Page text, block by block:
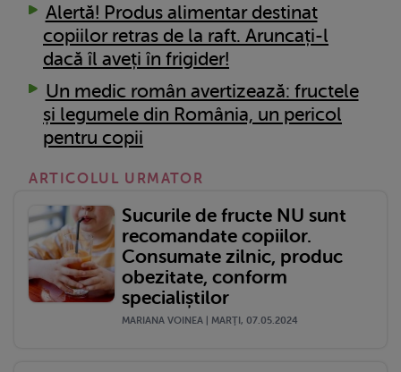
Alertă! Produs alimentar destinat
copiilor retras de la raft. Aruncați-l
dacă îl aveți în frigider!
Un medic român avertizează: fructele
și legumele din România, un pericol
pentru copii
ARTICOLUL URMATOR
Sucurile de fructe NU sunt
recomandate copiilor.
Consumate zilnic, produc
obezitate, conform
specialiștilor
MARIANA VOINEA | MARŢI, 07.05.2024